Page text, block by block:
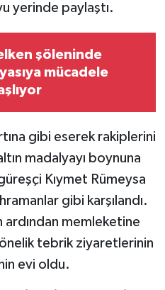
yerinde paylaştı.
şöleninde
mücadele
gibi eserek rakiplerini
madalyayı boynuna
Kıymet Rümeysa
gibi karşılandı.
ardından memleketine
tebrik ziyaretlerinin
evi oldu.